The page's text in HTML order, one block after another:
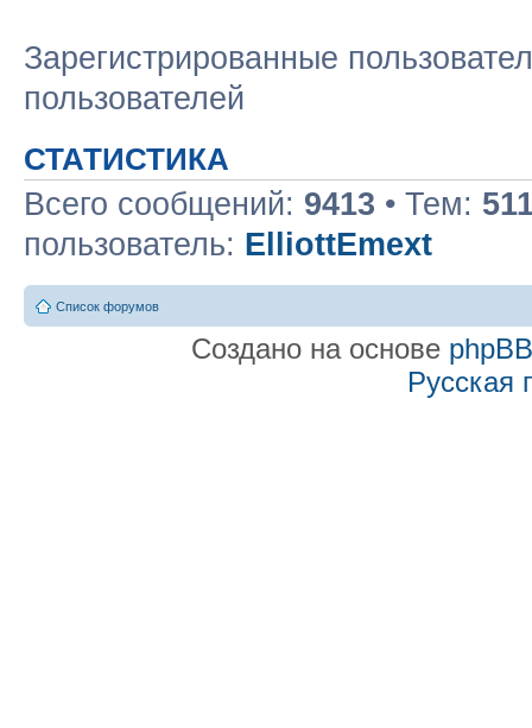
Зарегистрированные
пользователей
СТАТИСТИКА
Всего сообщений: 9413 • Тем:
пользователь: ElliottEmext
Список форумов
Создано на основе phpBB
Русская